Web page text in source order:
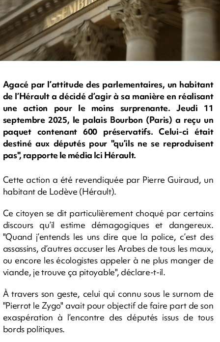
Agacé par l’attitude des parlementaires, un habitant
de l’Hérault a décidé d’agir à sa manière en réalisant
une action pour le moins surprenante. Jeudi 11
septembre 2025, le palais Bourbon (Paris) a reçu un
paquet contenant 600 préservatifs. Celui-ci était
destiné aux députés pour "qu’ils ne se reproduisent
pas", rapporte le média Ici Hérault.
Cette action a été revendiquée par Pierre Guiraud, un
habitant de Lodève (Hérault).
Ce citoyen se dit particulièrement choqué par certains
discours qu’il estime démagogiques et dangereux.
"Quand j’entends les uns dire que la police, c’est des
assassins, d’autres accuser les Arabes de tous les maux,
ou encore les écologistes appeler à ne plus manger de
viande, je trouve ça pitoyable", déclare-t-il.
À travers son geste, celui qui connu sous le surnom de
"Pierrot le Zygo" avait pour objectif de faire part de son
exaspération à l’encontre des députés issus de tous
bords politiques.